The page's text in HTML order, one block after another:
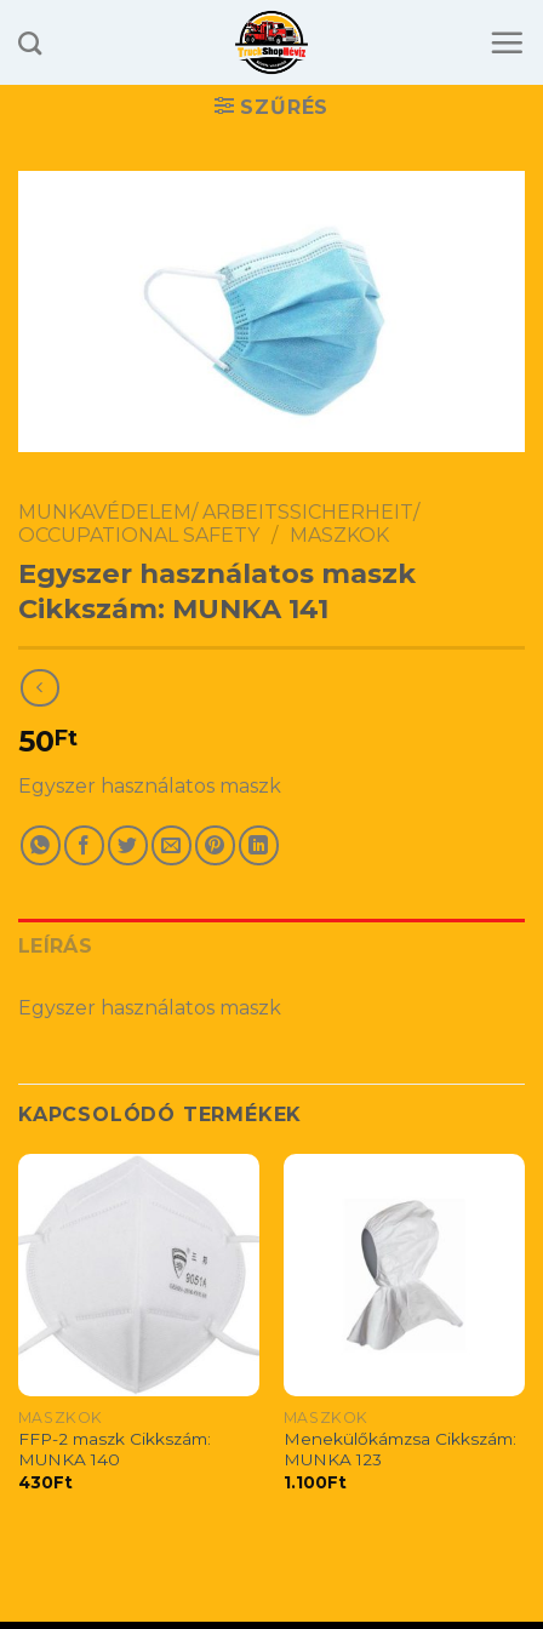
to
SZŰRÉS
MUNKAVÉDELEM/ ARBEITSSICHERHEIT/
OCCUPATIONAL SAFETY / MASZKOK
Egyszer használatos maszk
Cikkszám: MUNKA 141
50Ft
Egyszer használatos maszk
LEÍRÁS
Egyszer használatos maszk
KAPCSOLÓDÓ TERMÉKEK
MASZKOK
FFP-2 maszk Cikkszám:
MUNKA 140
430Ft
MASZKOK
Menekülőkámzsa Cikkszám:
MUNKA 123
1.100Ft